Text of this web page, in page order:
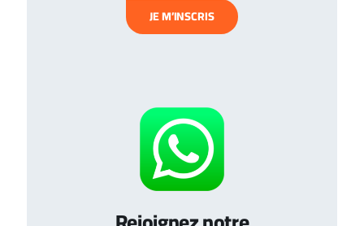
JE M’INSCRIS